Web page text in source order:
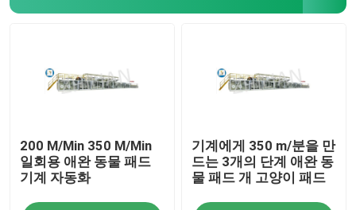
200 M/Min 350 M/Min
일회용 애완 동물 패드
기계 자동화
기계에게 350 m/분을 만
드는 3개의 단계 애완 동
물 패드 개 고양이 패드